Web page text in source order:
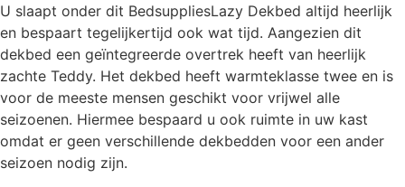
U slaapt onder dit BedsuppliesLazy Dekbed altijd heerlijk
en bespaart tegelijkertijd ook wat tijd. Aangezien dit
dekbed een geïntegreerde overtrek heeft van heerlijk
zachte Teddy. Het dekbed heeft warmteklasse twee en is
voor de meeste mensen geschikt voor vrijwel alle
seizoenen. Hiermee bespaard u ook ruimte in uw kast
omdat er geen verschillende dekbedden voor een ander
seizoen nodig zijn.